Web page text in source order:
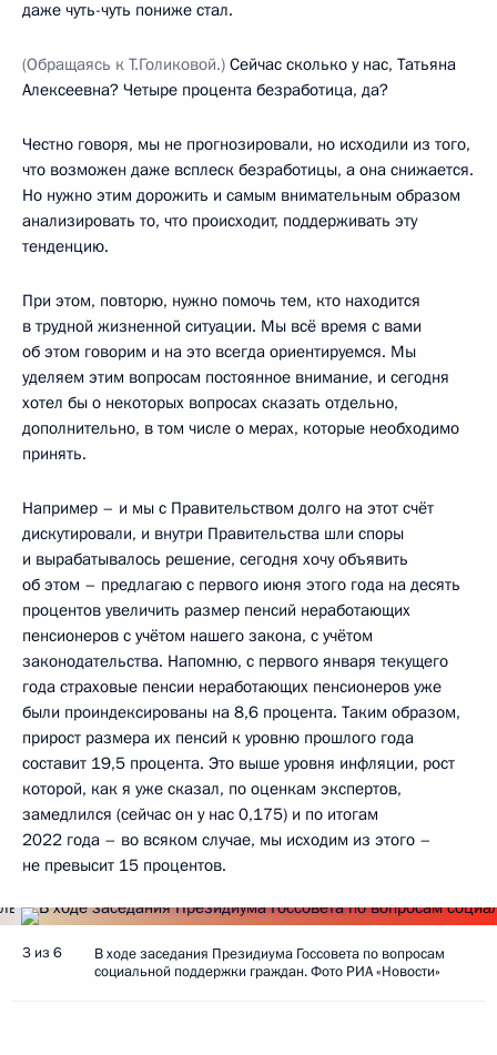
даже чуть-чуть пониже стал.
(Обращаясь к Т.Голиковой.) Сейчас сколько у нас, Татьяна
Алексеевна? Четыре процента безработица, да?
Честно говоря, мы не прогнозировали, но исходили из того,
что возможен даже всплеск безработицы, а она снижается.
Но нужно этим дорожить и самым внимательным образом
анализировать то, что происходит, поддерживать эту
тенденцию.
При этом, повторю, нужно помочь тем, кто находится
в трудной жизненной ситуации. Мы всё время с вами
об этом говорим и на это всегда ориентируемся. Мы
уделяем этим вопросам постоянное внимание, и сегодня
хотел бы о некоторых вопросах сказать отдельно,
дополнительно, в том числе о мерах, которые необходимо
принять.
Например – и мы с Правительством долго на этот счёт
дискутировали, и внутри Правительства шли споры
и вырабатывалось решение, сегодня хочу объявить
об этом – предлагаю с первого июня этого года на десять
процентов увеличить размер пенсий неработающих
пенсионеров с учётом нашего закона, с учётом
законодательства. Напомню, с первого января текущего
года страховые пенсии неработающих пенсионеров уже
были проиндексированы на 8,6 процента. Таким образом,
прирост размера их пенсий к уровню прошлого года
составит 19,5 процента. Это выше уровня инфляции, рост
которой, как я уже сказал, по оценкам экспертов,
замедлился (сейчас он у нас 0,175) и по итогам
2022 года – во всяком случае, мы исходим из этого –
не превысит 15 процентов.
3 из 6
В ходе заседания Президиума Госсовета по вопросам
социальной поддержки граждан. Фото РИА «Новости»